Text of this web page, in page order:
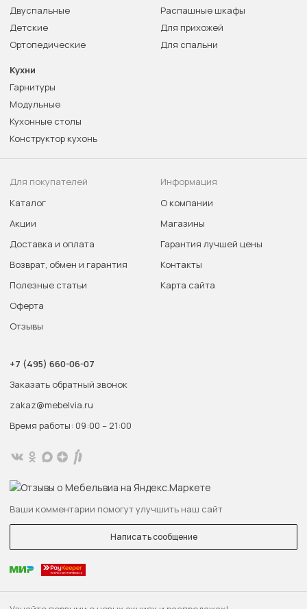
Двуспальные
Детские
Ортопедические
Распашные шкафы
Для прихожей
Для спальни
Кухни
Гарнитуры
Модульные
Кухонные столы
Конструктор кухонь
Для покупателей
Каталог
Акции
Доставка и оплата
Возврат, обмен и гарантия
Полезные статьи
Оферта
Отзывы
Информация
О компании
Магазины
Гарантия лучшей цены
Контакты
Карта сайта
+7 (495) 660-06-07
Заказать обратный звонок
zakaz@mebelvia.ru
Время работы: 09:00 – 21:00
Ваши комментарии помогут улучшить наш сайт
Написать сообщение